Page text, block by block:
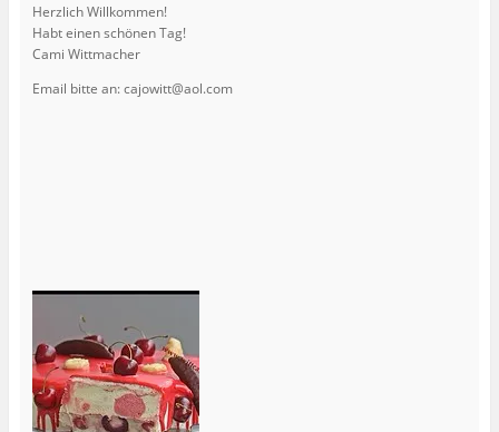
Herzlich Willkommen!
Habt einen schönen Tag!
Cami Wittmacher
Email bitte an: cajowitt@aol.com